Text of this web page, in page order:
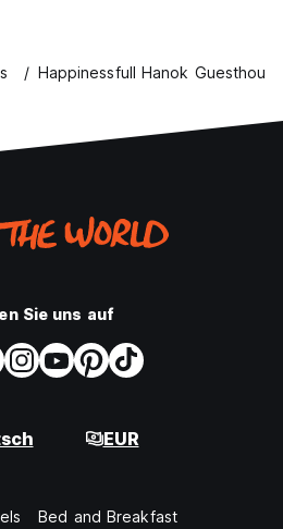
Happinessfull Hanok
Sie uns auf
EUR
Bed and Breakfast